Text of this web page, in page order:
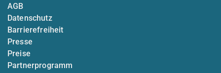
AGB
Datenschutz
Barrierefreiheit
Presse
Preise
Partnerprogramm